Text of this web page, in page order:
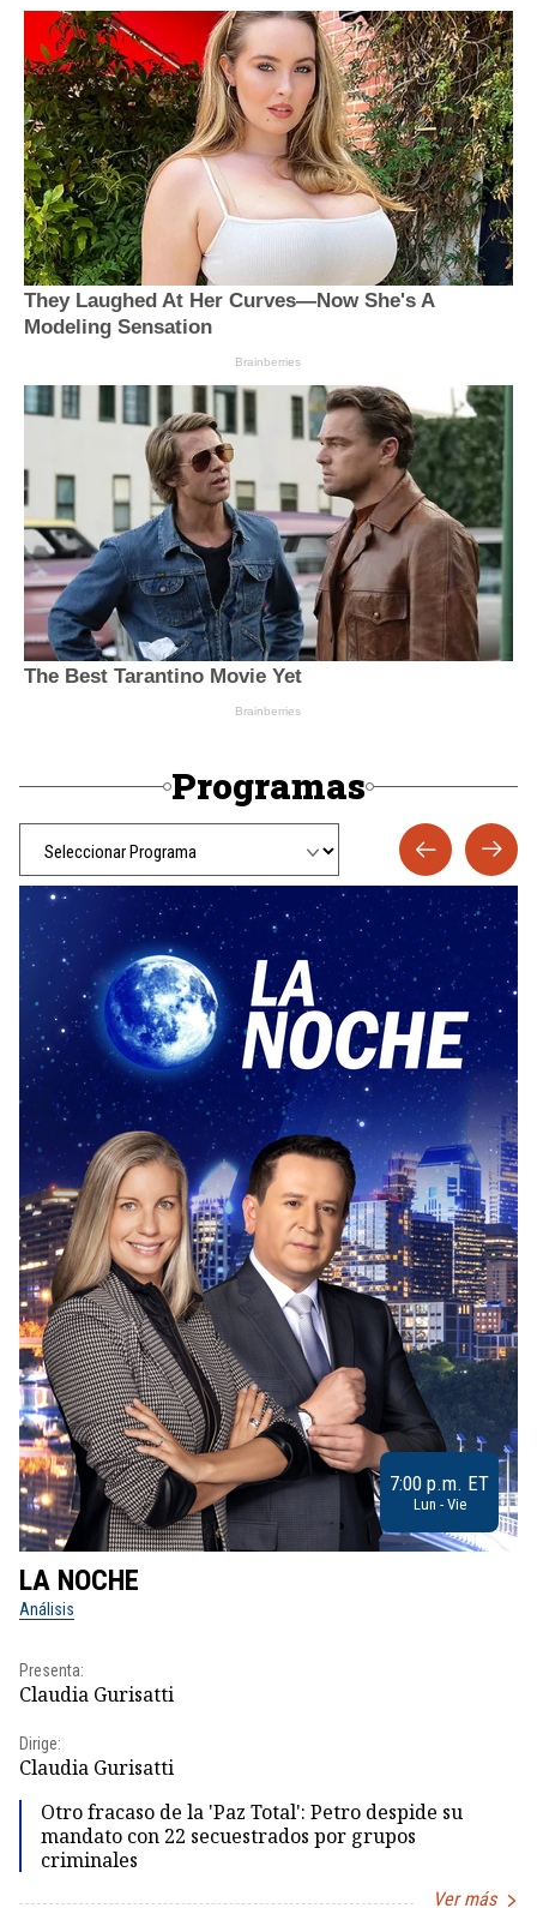
Programas
7:00 p.m. ET
Lun - Vie
LA NOCHE
Análisis
Presenta:
Claudia Gurisatti
Dirige:
Claudia Gurisatti
Otro fracaso de la 'Paz Total': Petro despide su
mandato con 22 secuestrados por grupos
criminales
Ver más